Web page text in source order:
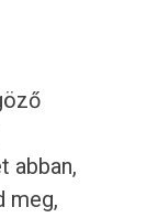
abban,
meg,